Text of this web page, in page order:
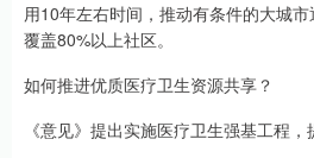
用10年左右时间，推动有条件的大城
覆盖80%以上社区。
如何推进优质医疗卫生资源共享？
《意见》提出实施医疗卫生强基工程，